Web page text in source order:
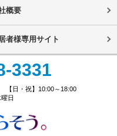
概要
者様専用サイト
3331
【日・祝】10:00～18:00
日